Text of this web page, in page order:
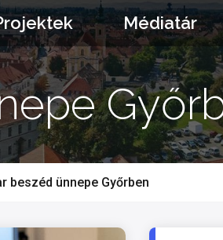
Médiatár
beszéd ünnepe Győrben